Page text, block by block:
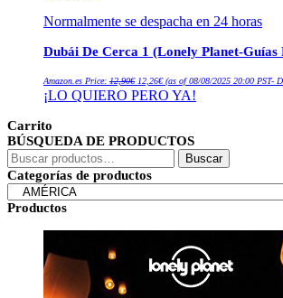
Normalmente se despacha en 24 horas
Dubái De Cerca 1 (Lonely Planet-Guías
Amazon.es Price: 12,90€precio
original
era:
12,26€precio
actual
es:
(as of 08/08/2025 20:00 PST-
¡LO QUIERO PERO YA!
Carrito
BÚSQUEDA DE PRODUCTOS
Buscar
por:
Buscar
Categorías de productos
Productos